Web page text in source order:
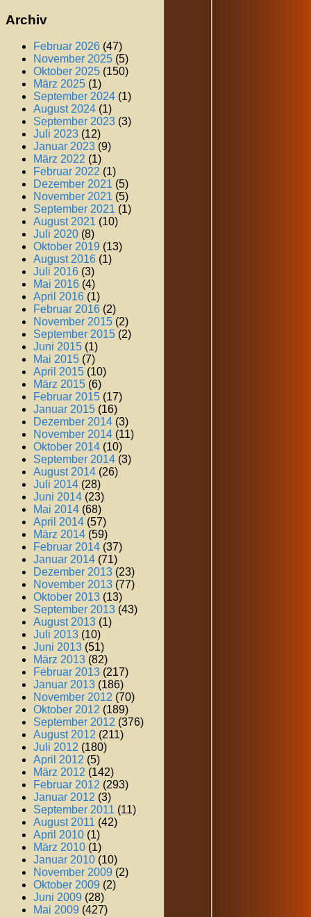
Archiv
Februar 2026 (47)
November 2025 (5)
Oktober 2025 (150)
März 2025 (1)
September 2024 (1)
August 2024 (1)
September 2023 (3)
Juli 2023 (12)
Januar 2023 (9)
März 2022 (1)
Februar 2022 (1)
Dezember 2021 (5)
November 2021 (5)
September 2021 (1)
August 2021 (10)
Juli 2020 (8)
Oktober 2019 (13)
August 2016 (1)
Juli 2016 (3)
Mai 2016 (4)
April 2016 (1)
Februar 2016 (2)
November 2015 (2)
September 2015 (2)
Juni 2015 (1)
Mai 2015 (7)
April 2015 (10)
März 2015 (6)
Februar 2015 (17)
Januar 2015 (16)
Dezember 2014 (3)
November 2014 (11)
Oktober 2014 (10)
September 2014 (3)
August 2014 (26)
Juli 2014 (28)
Juni 2014 (23)
Mai 2014 (68)
April 2014 (57)
März 2014 (59)
Februar 2014 (37)
Januar 2014 (71)
Dezember 2013 (23)
November 2013 (77)
Oktober 2013 (13)
September 2013 (43)
August 2013 (1)
Juli 2013 (10)
Juni 2013 (51)
März 2013 (82)
Februar 2013 (217)
Januar 2013 (186)
November 2012 (70)
Oktober 2012 (189)
September 2012 (376)
August 2012 (211)
Juli 2012 (180)
April 2012 (5)
März 2012 (142)
Februar 2012 (293)
Januar 2012 (3)
September 2011 (11)
August 2011 (42)
April 2010 (1)
März 2010 (1)
Januar 2010 (10)
November 2009 (2)
Oktober 2009 (2)
Juni 2009 (28)
Mai 2009 (427)